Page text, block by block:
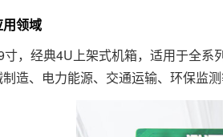
领域
经典4U上架式机箱，适用于全系
造、电力能源、交通运输、环保监